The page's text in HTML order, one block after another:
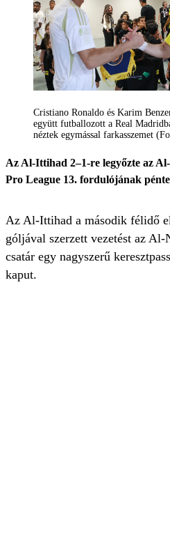
Cristiano Ronaldo és Karim
együtt futballozott a Real
néztek egymással farkasszemet
Az Al-Ittihad 2–1-re legyőzte az
Pro League 13. fordulójának
Az Al-Ittihad a második félidő
góljával szerzett vezetést az
csatár egy nagyszerű
kaput.